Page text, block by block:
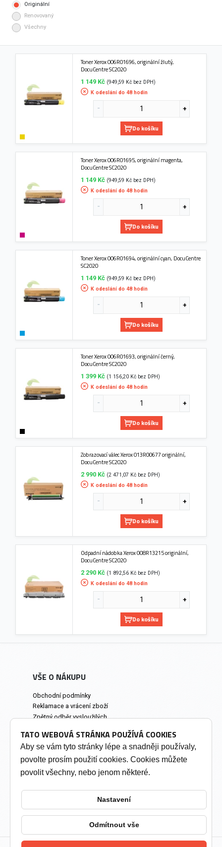
Originální
Renovovaný
Všechny
Toner Xerox 006R01696, originální žlutý,
DocuCentre SC2020
1 149 Kč (949,59 Kč bez DPH)
K odeslání do 48 hodin
Do košíku
Toner Xerox 006R01695, originální magenta,
DocuCentre SC2020
1 149 Kč (949,59 Kč bez DPH)
K odeslání do 48 hodin
Do košíku
Toner Xerox 006R01694, originální cyan, DocuCentre
SC2020
1 149 Kč (949,59 Kč bez DPH)
K odeslání do 48 hodin
Do košíku
Toner Xerox 006R01693, originální černý,
DocuCentre SC2020
1 399 Kč (1 156,20 Kč bez DPH)
K odeslání do 48 hodin
Do košíku
Zobrazovací válec Xerox 013R00677 originální,
DocuCentre SC2020
2 990 Kč (2 471,07 Kč bez DPH)
K odeslání do 48 hodin
Do košíku
Odpadní nádobka Xerox 008R13215 originální,
DocuCentre SC2020
2 290 Kč (1 892,56 Kč bez DPH)
K odeslání do 48 hodin
Do košíku
VŠE O NÁKUPU
Obchodní podmínky
Reklamace a vrácení zboží
Zpětný odběr vysloužilých
Prodejna a osobní odběr
INFORMACE
Změnit nastavení cookies
TATO WEBOVÁ STRÁNKA POUŽÍVÁ COOKIES
Aby se vám tyto stránky lépe a snadněji používaly,
povolte prosím použití cookies. Cookies můžete
povolit všechny, nebo jenom některé.
Nastavení
Odmítnout vše